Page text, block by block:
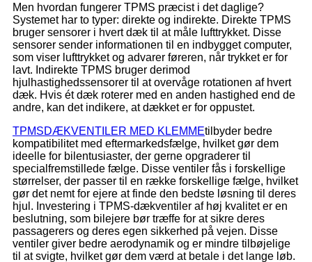
Men hvordan fungerer TPMS præcist i det daglige?
Systemet har to typer: direkte og indirekte. Direkte TPMS
bruger sensorer i hvert dæk til at måle lufttrykket. Disse
sensorer sender informationen til en indbygget computer,
som viser lufttrykket og advarer føreren, når trykket er for
lavt. Indirekte TPMS bruger derimod
hjulhastighedssensorer til at overvåge rotationen af ​​hvert
dæk. Hvis ét dæk roterer med en anden hastighed end de
andre, kan det indikere, at dækket er for oppustet.
TPMSDÆKVENTILER MED KLEMMEtilbyder bedre
kompatibilitet med eftermarkedsfælge, hvilket gør dem
ideelle for bilentusiaster, der gerne opgraderer til
specialfremstillede fælge. Disse ventiler fås i forskellige
størrelser, der passer til en række forskellige fælge, hvilket
gør det nemt for ejere at finde den bedste løsning til deres
hjul. Investering i TPMS-dækventiler af høj kvalitet er en
beslutning, som bilejere bør træffe for at sikre deres
passagerers og deres egen sikkerhed på vejen. Disse
ventiler giver bedre aerodynamik og er mindre tilbøjelige
til at svigte, hvilket gør dem værd at betale i det lange løb.